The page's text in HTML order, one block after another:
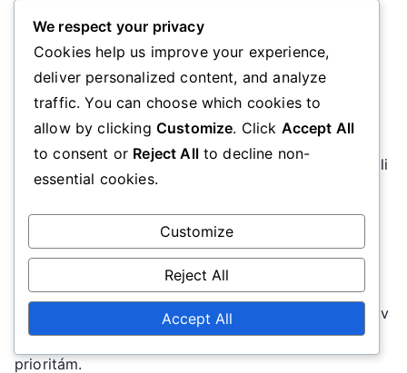
Předpoklad pro nadměrné utrácení
kvůli používání promo kódů
I když promo kódy mohou vést k úsporám, mohou
také lákat spotřebitele k nadměrnému utrácení.
Přitažlivost slevy může povzbudit zákazníky, aby
nakupovali položky, které nepotřebují, jen aby využili
nabídky. Toto chování může vést k zbytečným
výdajům, které negují jakékoli dosažené úspory.
Aby se předešlo nadměrnému utrácení, je zásadní
stanovit si rozpočet před nákupem a dodržovat ho,
bez ohledu na dostupné slevy. Zvažte, zda položky v
akci skutečně odpovídají vašim potřebám a
prioritám.
We respect your privacy
Cookies help us improve your experience,
deliver personalized content, and analyze
traffic. You can choose which cookies to
allow by clicking Customize. Click Accept All
to consent or Reject Allto decline non-
essential cookies.
Customize
Reject All
Accept All